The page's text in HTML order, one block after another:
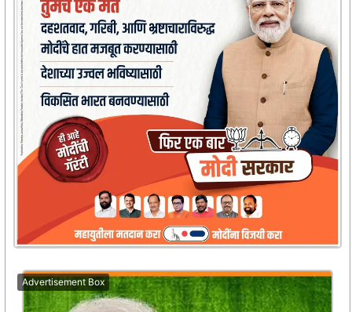
Advertisement Box